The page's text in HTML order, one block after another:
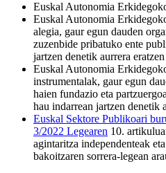
Euskal Autonomia
Euskal Autonomia
alegia, gaur egun dauden
zuzenbide pribatuko ente
jartzen denetik aurrera
Euskal Autonomia
instrumentalak, gaur egun
haien fundazio eta
hau indarrean jartzen denetik
Euskal Sektore Publikoari
3/2022 Legearen 10.
agintaritza independenteak
bakoitzaren sorrera-legean